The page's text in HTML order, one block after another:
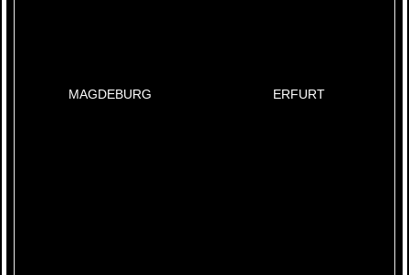
MAGDEBURG ERFURT